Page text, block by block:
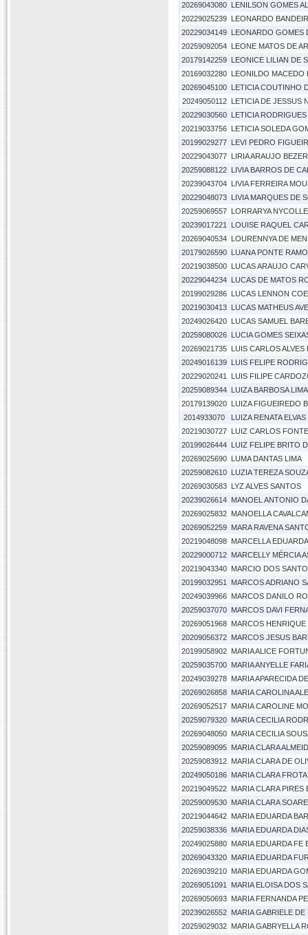
20269043080 LENILSON GOMES
20229025239 LEONARDO
20229034149 LEONARDO GOMES
20259092054 LEONE MATOS DE
20179142259 LEONICE LILIAN DE
20169032280 LEONILDO MACEDO
20269045100 LETICIA COUTINHO
20249050112
LETICIA DE JESSUS
20229030560 LETICIA
20219033756 LETICIA SOLEDA
20199029277 LEVI PEDRO
20229043077 LIRIA ARAUJO
20259088122 LIVIA BARROS DE
20239043704 LIVIA FERREIRA
20229048073 LIVIA MARQUES DE
20259069557 LORRARYA
20239017221
LOUISE RAQUEL
20269040534 LOURENNYA DE
20179026590 LUANA PONTE
20219038500 LUCAS ARAUJO
20229044234 LUCAS DE MATOS
20199029286 LUCAS LENNON
20219030413 LUCAS MATHEUS
20249026420 LUCAS SAMUEL
20259080026 LUCIA GOMES
20269021735 LUIS CARLOS ALVES
20249016139 LUIS FELIPE
20229020241
LUIS FILIPE
20259089344 LUIZA BARBOSA
20179139020 LUIZA FIGUEIREDO
2014933070
LUIZA RENATA
20219030727 LUIZ CARLOS
20199026444 LUIZ FELIPE BRITO
20269025690 LUMA DANTAS LIMA
20259082610 LUZIA TEREZA
20269030583 LYZ ALVES SANTOS
20239026614 MANOEL ANTONIO
20269025832 MANOELLA
20269052259 MARA RAVENA
20219048098 MARCELLA
20229000712 MARCELLY MÉRCIA
20219043340 MARCIO DOS
20199032951
MARCOS ADRIANO
20249039966 MARCOS DANILO
20259037070 MARCOS DAVI
20269051968 MARCOS HENRIQUE
20209056372 MARCOS JESUS
20199058902 MARIA ALICE
20259035700 MARIA ANYELLE
20249039278 MARIA APARECIDA
20269026858 MARIA CAROLINA
20269052517 MARIA CAROLINE
20259079320 MARIA CECILIA
20269048050 MARIA CECILIA
20259089095 MARIA CLARA
20259083912 MARIA CLARA DE
20249050186 MARIA CLARA
20219049522 MARIA CLARA PIRES
20259009530 MARIA CLARA
20219044642 MARIA EDUARDA
20259038336 MARIA EDUARDA
20249025880 MARIA EDUARDA FE
20269043320 MARIA EDUARDA
20269039210 MARIA EDUARDA
20269051091
MARIA ELOISA DOS
20269050693 MARIA FERNANDA
20239026552 MARIA GABRIELE DE
20259029032 MARIA GABRYELLA